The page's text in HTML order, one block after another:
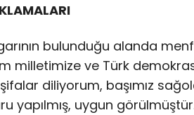
bulunduğu alanda
milletimize ve Türk
diliyorum, başımız
yapılmış, uygun